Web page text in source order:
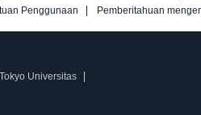
Penggunaan
Pemberitahuan
Universitas